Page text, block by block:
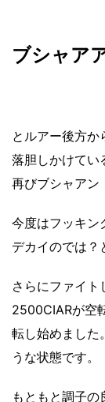
ブシャア
とルアー後方
落胆しかけてい
再びブシャアン
今度はフッキン
デカイのでは？
さらにファイ
2500CIARが空
転し始めました
うな状態です。
もともと調子